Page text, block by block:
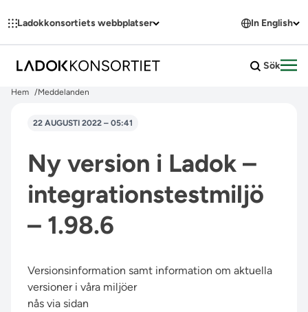
Ladokkonsortiets webbplatser In English
Sök
Hem Meddelanden
22 AUGUSTI 2022 – 05:41
Ny version i Ladok –
integrationstestmiljö
– 1.98.6
Versionsinformation samt information om aktuella
versioner i våra miljöer
nås via sidan